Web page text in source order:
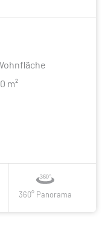
m²
360° Panorama